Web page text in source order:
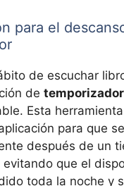
para el
de escuchar
de
Esta
para que
después de un
que el
toda la noche y